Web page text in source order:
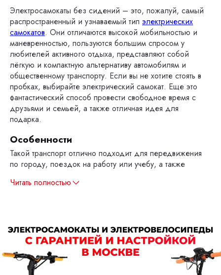
Электросамокаты без сидений – это, пожалуй, самый
распространенный и узнаваемый тип электрических
самокатов. Они отличаются высокой мобильностью и
маневренностью, пользуются большим спросом у
любителей активного отдыха, представляют собой
лёгкую и компактную альтернативу автомобилям и
общественному транспорту. Если вы не хотите стоять в
пробках, выбирайте электрический самокат. Еще это
фантастический способ провести свободное время с
друзьями и семьей, а также отличная идея для
подарка.
Особенности
Такой транспорт отлично подходит для передвижения
по городу, поездок на работу или учебу, а также
Читать полностью